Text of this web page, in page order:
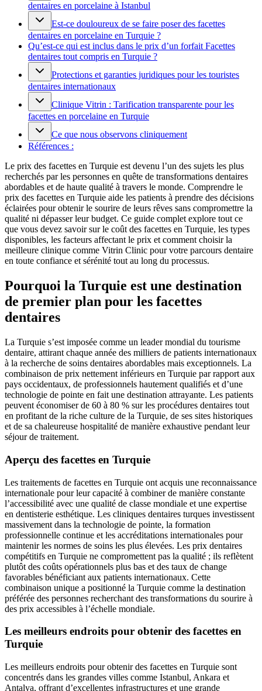
dentaires en porcelaine à Istanbul
Est-ce douloureux de se faire poser des facettes
dentaires en porcelaine en Turquie ?
Qu’est-ce qui est inclus dans le prix d’un forfait Facettes
dentaires tout compris en Turquie ?
Protections et garanties juridiques pour les touristes
dentaires internationaux
Clinique Vitrin : Tarification transparente pour les
facettes en porcelaine en Turquie
Ce que nous observons cliniquement
Références :
Le prix des facettes en Turquie est devenu l’un des sujets les plus
recherchés par les personnes en quête de transformations dentaires
abordables et de haute qualité à travers le monde. Comprendre le
prix des facettes en Turquie aide les patients à prendre des décisions
éclairées pour obtenir le sourire de leurs rêves sans compromettre la
qualité ni dépasser leur budget. Ce guide complet explore tout ce
que vous devez savoir sur le coût des facettes en Turquie, les types
disponibles, les facteurs affectant le prix et comment choisir la
meilleure clinique comme Vitrin Clinic pour votre parcours dentaire
en toute confiance et sérénité tout au long du processus.
Pourquoi la Turquie est une destination
de premier plan pour les facettes
dentaires
La Turquie s’est imposée comme un leader mondial du tourisme
dentaire, attirant chaque année des milliers de patients internationaux
à la recherche de soins dentaires abordables mais exceptionnels. La
combinaison de prix nettement inférieurs en Turquie par rapport aux
pays occidentaux, de professionnels hautement qualifiés et d’une
technologie de pointe en fait une destination attrayante. Les patients
peuvent économiser de 60 à 80 % sur les procédures dentaires tout
en profitant de la riche culture de la Turquie, de ses sites historiques
et de sa chaleureuse hospitalité de manière exhaustive pendant leur
séjour de traitement.
Aperçu des facettes en Turquie
Les traitements de facettes en Turquie ont acquis une reconnaissance
internationale pour leur capacité à combiner de manière constante
l’accessibilité avec une qualité de classe mondiale et une expertise
en dentisterie esthétique. Les cliniques dentaires turques investissent
massivement dans la technologie de pointe, la formation
professionnelle continue et les accréditations internationales pour
maintenir les normes de soins les plus élevées. Les prix dentaires
compétitifs en Turquie ne compromettent pas la qualité ; ils reflètent
plutôt des coûts opérationnels plus bas et des taux de change
favorables bénéficiant aux patients internationaux. Cette
combinaison unique a positionné la Turquie comme la destination
préférée des personnes recherchant des transformations du sourire à
des prix accessibles à l’échelle mondiale.
Les meilleurs endroits pour obtenir des facettes en
Turquie
Les meilleurs endroits pour obtenir des facettes en Turquie sont
concentrés dans les grandes villes comme Istanbul, Ankara et
Antalya, offrant d’excellentes infrastructures et une grande